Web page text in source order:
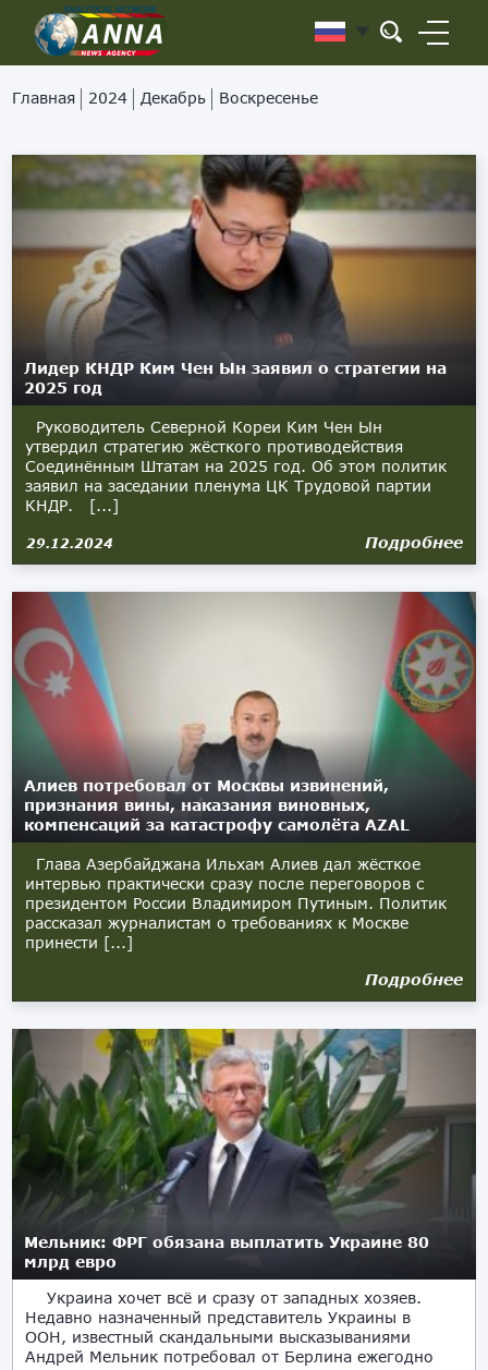
Главная 2024 Декабрь Воскресенье
Лидер КНДР Ким Чен Ын заявил о стратегии на
2025 год
Руководитель Северной Кореи Ким Чен Ын
утвердил стратегию жёсткого противодействия
Соединённым Штатам на 2025 год. Об этом политик
заявил на заседании пленума ЦК Трудовой партии
КНДР. [...]
29.12.2024 Подробнее
Алиев потребовал от Москвы извинений,
признания вины, наказания виновных,
компенсаций за катастрофу самолёта AZAL
Глава Азербайджана Ильхам Алиев дал жёсткое
интервью практически сразу после переговоров с
президентом России Владимиром Путиным. Политик
рассказал журналистам о требованиях к Москве
принести [...]
Подробнее
Мельник: ФРГ обязана выплатить Украине 80
млрд евро
Украина хочет всё и сразу от западных хозяев.
Недавно назначенный представитель Украины в
ООН, известный скандальными высказываниями
Андрей Мельник потребовал от Берлина ежегодно